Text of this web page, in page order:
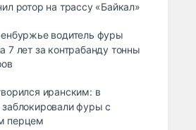
ротор на трассу «Байкал»
водитель фуры
7 лет за контрабанду тонны
иранским: в
заблокировали фуры с
перцем